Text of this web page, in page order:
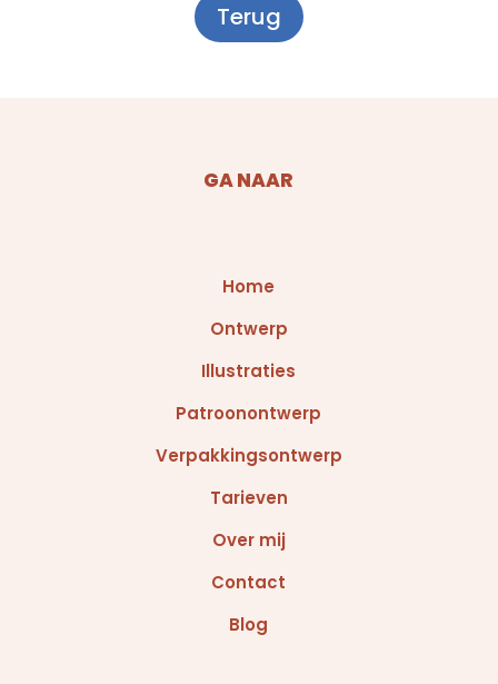
Terug
GA NAAR
Home
Ontwerp
Illustraties
Patroonontwerp
Verpakkingsontwerp
Tarieven
Over mij
Contact
Blog